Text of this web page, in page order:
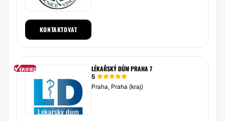
KONTAKTOVAT
LÉKAŘSKÝ DŮM PRAHA 7
5
Praha, Praha (kraj)